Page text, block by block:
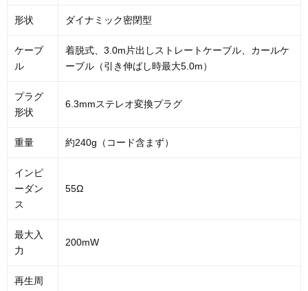
形状 ダイナミック密閉型
ケーブ
ル
着脱式、3.0m片出しストレートケーブル、カールケ
ーブル（引き伸ばし時最大5.0m）
プラグ
形状
6.3mmステレオ変換プラグ
重量 約240g（コード含まず）
インピ
ーダン
ス
55Ω
最大入
力
200mW
再生周